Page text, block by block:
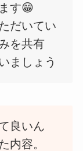
す😁
だいてい
を共有
ましょう
良いん
内容。